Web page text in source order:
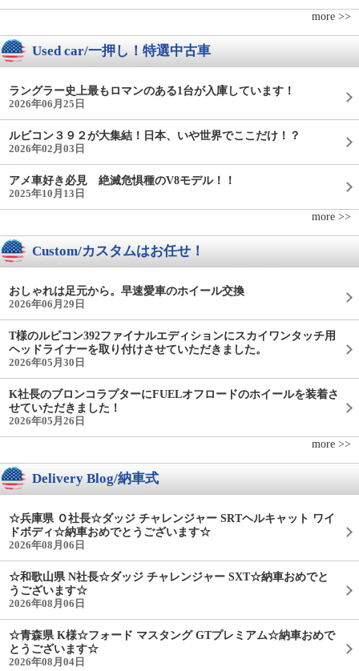
more >>
Used car/一押し！特選中古車
ラングラー史上最もロマンのある1台が入庫しています！
2026年06月25日
ルビコン３９２が大集結！日本、いや世界でここだけ！？
2026年02月03日
アメ車好き必見 絶滅危惧種のV8モデル！！
2025年10月13日
more >>
Custom/カスタムはお任せ！
おしゃれは足元から。早速愛車のホイール交換
2026年06月29日
T様のルビコン392ファイナルエディションにスカイワンタッチ用
ヘッドライナーを取り付けさせていただきました。
2026年05月30日
K社長のブロンコラプターにFUELオフロードのホイールを装着さ
せていただきました！
2026年05月26日
more >>
Delivery Blog/納車式
☆兵庫県 Ｏ社長☆ダッジ チャレンジャー SRTヘルキャット ワイ
ドボディ☆納車おめでとうございます☆
2026年08月06日
☆和歌山県 N社長☆ダッジ チャレンジャー SXT☆納車おめでと
うございます☆
2026年08月06日
☆青森県 K様☆フォード マスタング GTプレミアム☆納車おめで
とうございます☆
2026年08月04日